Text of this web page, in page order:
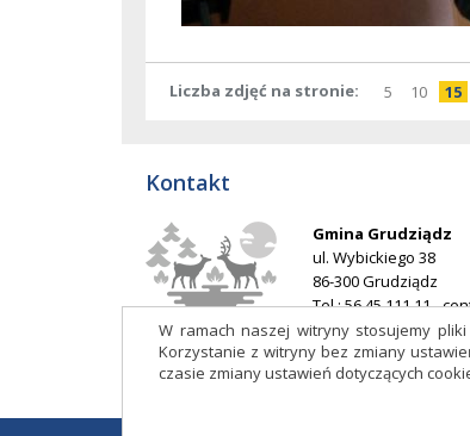
W ramach naszej witryny stosujemy
Korzystanie z witryny bez zmiany
czasie zmiany ustawień dotyczących
Liczba zdjęć na stronie pokaż
5 elementów
pokaż
10
na
15
na
Kontakt
Gmina Grudziądz
ul. Wybickiego 38
86-300 Grudziądz
Tel.: 56 45 111 11 -
E-mail:
Adres do e-Doręczeń:
53014-76188-HDIJB-32